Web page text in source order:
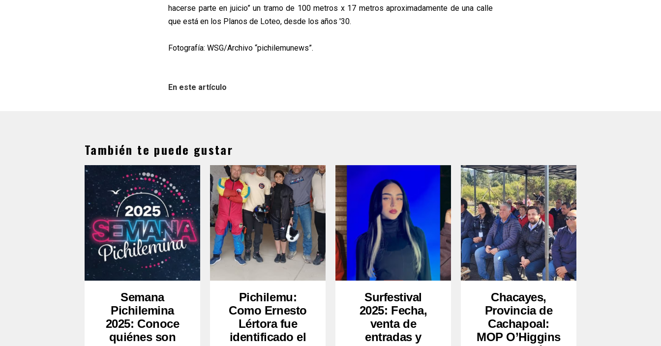
hacerse parte en juicio” un tramo de 100 metros x 17 metros aproximadamente de una calle
que está en los Planos de Loteo, desde los años '30.
Fotografía: WSG/Archivo “pichilemunews”.
En este artículo
También te puede gustar
Semana
Pichilemina
2025: Conoce
quiénes son
Pichilemu:
Como Ernesto
Lértora fue
identificado el
Surfestival
2025: Fecha,
venta de
entradas y
Chacayes,
Provincia de
Cachapoal:
MOP O’Higgins